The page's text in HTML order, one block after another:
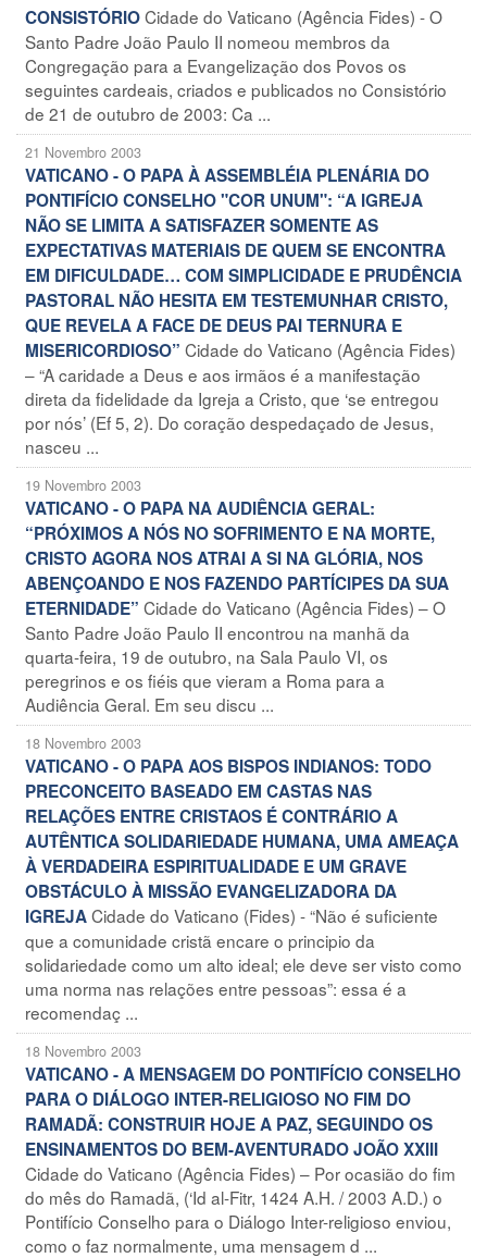
CONSISTÓRIOCidade do Vaticano (Agência Fides) - O
Santo Padre João Paulo II nomeou membros da
Congregação para a Evangelização dos Povos os
seguintes cardeais, criados e publicados no Consistório
de 21 de outubro de 2003: Ca ...
21 Novembro 2003
VATICANO - O PAPA À ASSEMBLÉIA PLENÁRIA DO
PONTIFÍCIO CONSELHO "COR UNUM": “A IGREJA
NÃO SE LIMITA A SATISFAZER SOMENTE AS
EXPECTATIVAS MATERIAIS DE QUEM SE ENCONTRA
EM DIFICULDADE… COM SIMPLICIDADE E PRUDÊNCIA
PASTORAL NÃO HESITA EM TESTEMUNHAR CRISTO,
QUE REVELA A FACE DE DEUS PAI TERNURA E
MISERICORDIOSO” Cidade do Vaticano (Agência Fides)
– “A caridade a Deus e aos irmãos é a manifestação
direta da fidelidade da Igreja a Cristo, que ‘se entregou
por nós’ (Ef 5, 2). Do coração despedaçado de Jesus,
nasceu ...
19 Novembro 2003
VATICANO - O PAPA NA AUDIÊNCIA GERAL:
“PRÓXIMOS A NÓS NO SOFRIMENTO E NA MORTE,
CRISTO AGORA NOS ATRAI A SI NA GLÓRIA, NOS
ABENÇOANDO E NOS FAZENDO PARTÍCIPES DA SUA
ETERNIDADE” Cidade do Vaticano (Agência Fides) – O
Santo Padre João Paulo II encontrou na manhã da
quarta-feira, 19 de outubro, na Sala Paulo VI, os
peregrinos e os fiéis que vieram a Roma para a
Audiência Geral. Em seu discu ...
18 Novembro 2003
VATICANO - O PAPA AOS BISPOS INDIANOS: TODO
PRECONCEITO BASEADO EM CASTAS NAS
RELAÇÕES ENTRE CRISTAOS É CONTRÁRIO A
AUTÊNTICA SOLIDARIEDADE HUMANA, UMA AMEAÇA
À VERDADEIRA ESPIRITUALIDADE E UM GRAVE
OBSTÁCULO À MISSÃO EVANGELIZADORA DA
IGREJACidade do Vaticano (Fides) - “Não é suficiente
que a comunidade cristã encare o principio da
solidariedade como um alto ideal; ele deve ser visto como
uma norma nas relações entre pessoas”: essa é a
recomendaç ...
18 Novembro 2003
VATICANO - A MENSAGEM DO PONTIFÍCIO CONSELHO
PARA O DIÁLOGO INTER-RELIGIOSO NO FIM DO
RAMADÃ: CONSTRUIR HOJE A PAZ, SEGUINDO OS
ENSINAMENTOS DO BEM-AVENTURADO JOÃO XXIII
Cidade do Vaticano (Agência Fides) – Por ocasião do fim
do mês do Ramadã, (‘Id al-Fitr, 1424 A.H. / 2003 A.D.) o
Pontifício Conselho para o Diálogo Inter-religioso enviou,
como o faz normalmente, uma mensagem d ...